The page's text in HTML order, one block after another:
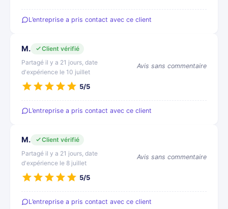
L’entreprise a pris contact avec ce client
M.
Client vérifié
Partagé il y a 21 jours, date
d'expérience le 10 juillet
Avis sans commentaire
5/5
L’entreprise a pris contact avec ce client
M.
Client vérifié
Partagé il y a 21 jours, date
d'expérience le 8 juillet
Avis sans commentaire
5/5
L’entreprise a pris contact avec ce client